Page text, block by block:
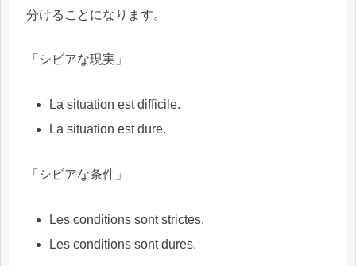
分けることになります。
「シビアな現実」
La situation est difficile.
La situation est dure.
「シビアな条件」
Les conditions sont strictes.
Les conditions sont dures.